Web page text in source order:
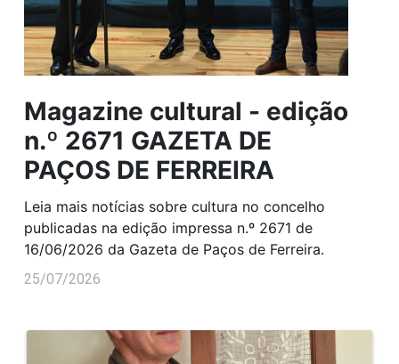
Magazine cultural - edição
n.º 2671 GAZETA DE
PAÇOS DE FERREIRA
Leia mais notícias sobre cultura no concelho
publicadas na edição impressa n.º 2671 de
16/06/2026 da Gazeta de Paços de Ferreira.
25/07/2026